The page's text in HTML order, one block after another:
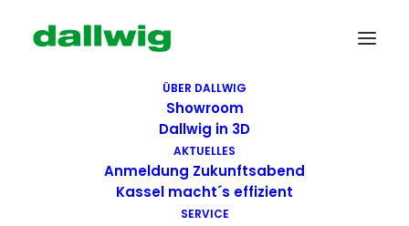
ÜBER DALLWIG
Showroom
Dallwig in 3D
AKTUELLES
Anmeldung Zukunftsabend
Kassel macht´s effizient
SERVICE